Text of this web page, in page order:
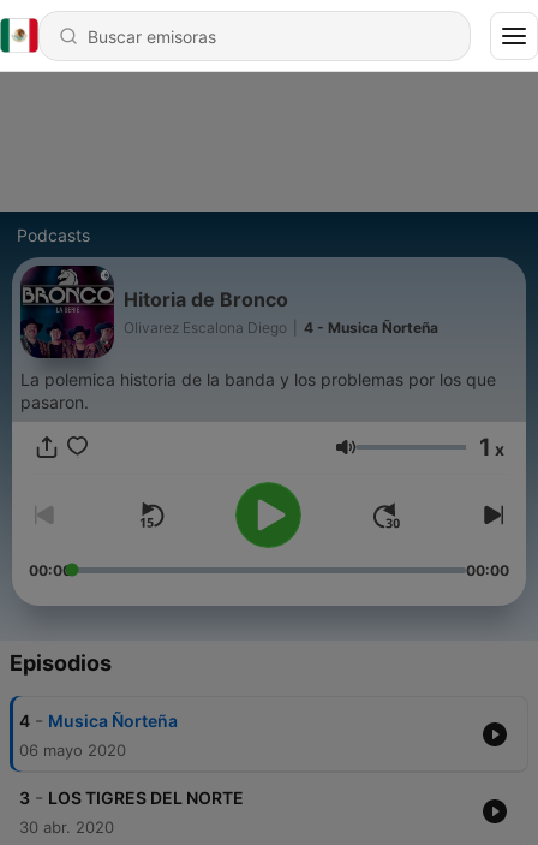
Podcasts
Hitoria de Bronco
Olivarez Escalona Diego 4 - Musica Ñorteña
La polemica historia de la banda y los problemas por los que
pasaron.
Volumen 1 x
00:00 00:00
Episodios
4 - Musica Ñorteña
06 mayo 2020
3 - LOS TIGRES DEL NORTE
30 abr. 2020